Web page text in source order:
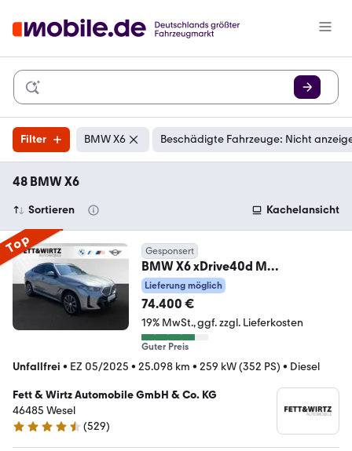
Filter BMW X6 Beschädigte Fahrzeuge: Nicht
48 BMW X6
Sortieren Kachelansicht
Top Gesponsert
BMW X6 xDrive40d M
Sport|AHK|Pano|Standhzg.|DAPro
f.
Lieferung möglich
74.400 €
19% MwSt. ggf. zzgl. Lieferkosten
Guter Preis
Unfallfrei • EZ 05/2025 • 25.098 km • 259 kW (352 PS) • Diesel
Fett & Wirtz Automobile GmbH & Co. KG
46485 Wesel
4.5 Sterne
(529)